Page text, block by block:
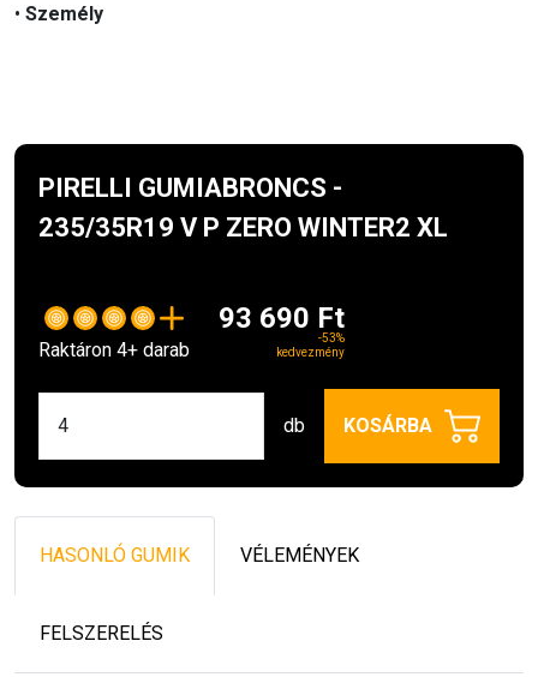
• Személy
PIRELLI GUMIABRONCS -
235/35R19 V P ZERO WINTER2 XL
Raktáron 4+ darab
93 690 Ft
-53%
kedvezmény
db KOSÁRBA
HASONLÓ GUMIK VÉLEMÉNYEK
FELSZERELÉS